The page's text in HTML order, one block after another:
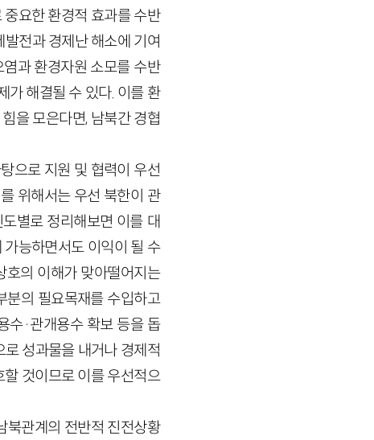
요한 환경적 효과를 수반
전과 경제난 해소에 기여
과 환경자원 소모를 수반
가 해결될 수 있다. 이를 환
을 모은다면, 남북간 경협
으로 지원 및 협력이 우선
위해서는 우선 북한이 관
별로 정리해보면 이를 대
능하면서도 이익이 될 수
호의 이해가 맞아떨어지는
분의 필요목재를 수입하고
수·관개용수 확보 등을 돕
성과물을 내거나 경제적
것이므로 이를 우선적으
북관계의 전반적 진전상황